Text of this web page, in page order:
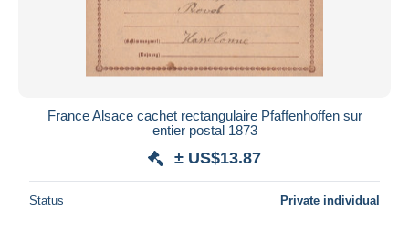
France Alsace cachet rectangulaire Pfaffenhoffen sur
entier postal 1873
± US$13.87
Status Private individual